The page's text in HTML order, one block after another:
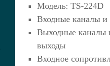
Модель: TS-224D
Входные каналы и
Выходные каналы
выходы
Входное